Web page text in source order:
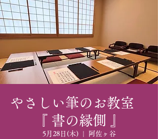
やさしい筆のお教室
『 書の縁側 』
5月28日(木)
  |
阿佐ヶ谷